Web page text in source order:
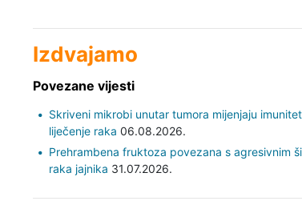
Izdvajamo
Povezane vijesti
Skriveni mikrobi unutar tumora mijenjaju
liječenje raka 06.08.2026.
Prehrambena fruktoza povezana s agresivnim
raka jajnika 31.07.2026.